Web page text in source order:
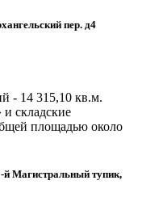
пер. д4
- 14 315,10 кв.м.
складские
площадью около
й Магистральный тупик,